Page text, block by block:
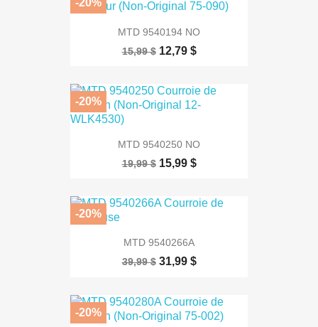
MTD 9540194 NO
15,99 $ 12,79 $
-20%
MTD 9540250 NO
19,99 $ 15,99 $
-20%
MTD 9540266A
39,99 $ 31,99 $
-20%
-20%